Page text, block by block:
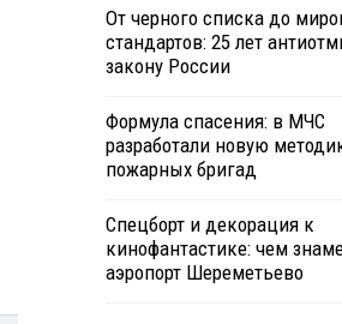
От черного списка до
стандартов: 25 лет
закону России
Формула спасения: в МЧС
разработали новую
пожарных бригад
Спецборт и декорация к
кинофантастике: чем
аэропорт Шереметьево